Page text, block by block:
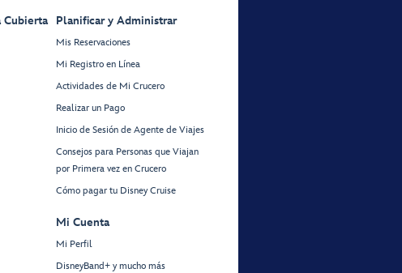
Cubierta Planificar y Administrar
Mis Reservaciones
Mi Registro en Línea
Actividades de Mi Crucero
Realizar un Pago
Inicio de Sesión de Agente de Viajes
Consejos para Personas que Viajan
por Primera vez en Crucero
Cómo pagar tu Disney Cruise
Mi Cuenta
Mi Perfil
DisneyBand+ y mucho más